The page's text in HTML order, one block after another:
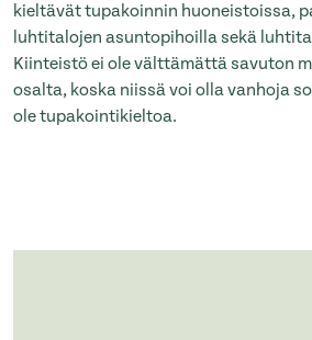
kieltävät tupakoinnin huoneistoissa,
luhtitalojen asuntopihoilla sekä
Kiinteistö ei ole välttämättä savuton
osalta, koska niissä voi olla vanhoja
ole tupakointikieltoa.